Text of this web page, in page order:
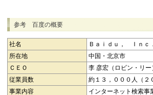
参考 百度の概要
社名
Ｂａｉｄｕ， Ｉｎｃ
所在地
中国・北京市
ＣＥＯ
李 彦宏（ロビン・リー
従業員数
約１３，０００人（２
事業内容
インターネット検索事